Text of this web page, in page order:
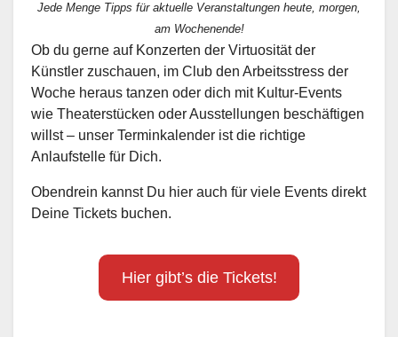
Jede Menge Tipps für aktuelle Veranstaltungen heute, morgen,
am Wochenende!
Ob du gerne auf Konzerten der Virtuosität der
Künstler zuschauen, im Club den Arbeitsstress der
Woche heraus tanzen oder dich mit Kultur-Events
wie Theaterstücken oder Ausstellungen beschäftigen
willst – unser Terminkalender ist die richtige
Anlaufstelle für Dich.
Obendrein kannst Du hier auch für viele Events direkt
Deine Tickets buchen.
Hier gibt’s die Tickets!